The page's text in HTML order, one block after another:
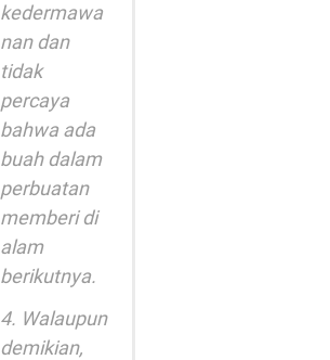
kedermawa
nan dan
tidak
percaya
bahwa ada
buah dalam
perbuatan
memberi di
alam
berikutnya.
4. Walaupun
demikian,